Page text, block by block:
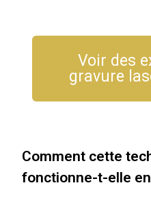
Voir des
gravure
Comment cette
fonctionne-t-elle